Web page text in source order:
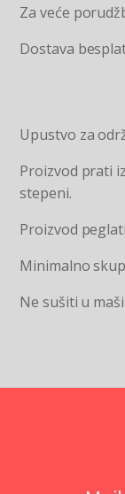
Za veće
Dostava
Upustvo za
Proizvod prati
stepeni.
Proizvod
Minimalno
Ne sušiti u